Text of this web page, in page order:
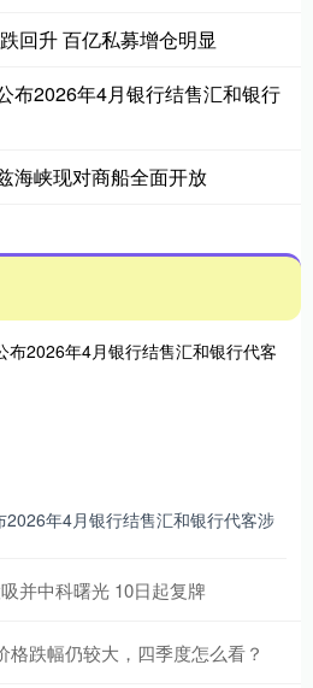
回升 百亿私募增仓明显
布2026年4月银行结售汇和银行
海峡现对商船全面开放
年4月银行结售汇和银行代客涉
并中科曙光 10日起复牌
跌幅仍较大，四季度怎么看？